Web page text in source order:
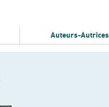
Auteurs-Autrices